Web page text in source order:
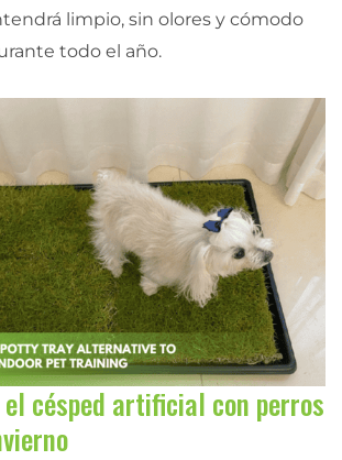
limpio, sin olores y cómodo
todo el año.
césped artificial con perros